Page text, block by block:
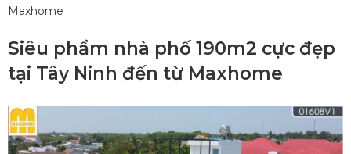
Maxhome
Siêu phẩm nhà phố 190m2 cực đẹp
tại Tây Ninh đến từ Maxhome